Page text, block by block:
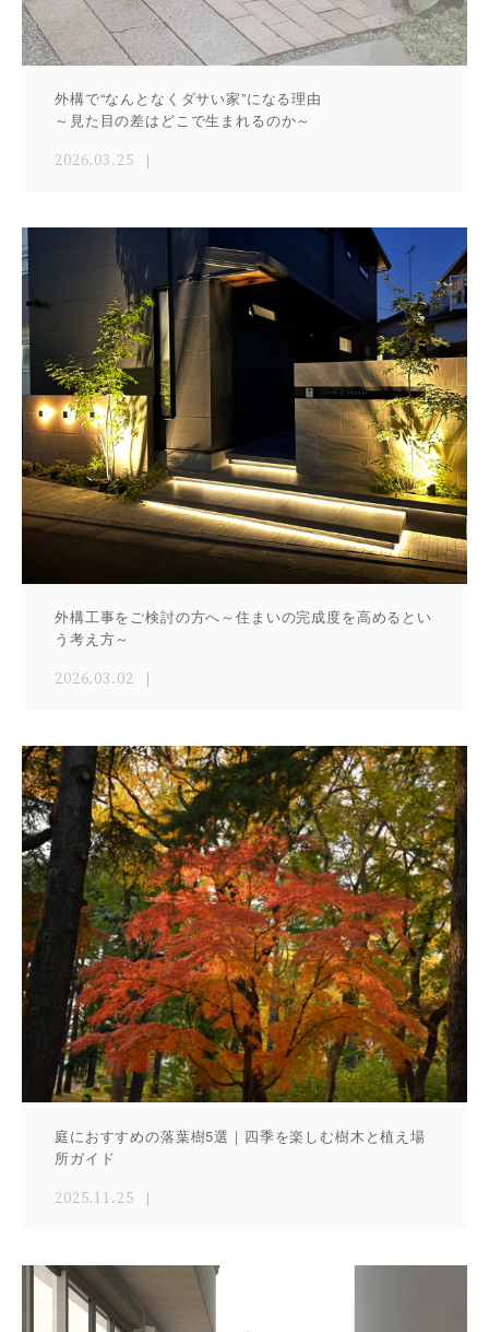
外構で“なんとなくダサい家”になる理由
～見た目の差はどこで生まれるのか～
2026.03.25
外構工事をご検討の方へ～住まいの完成度を高めるとい
う考え方～
2026.03.02
庭におすすめの落葉樹5選｜四季を楽しむ樹木と植え場
所ガイド
2025.11.25